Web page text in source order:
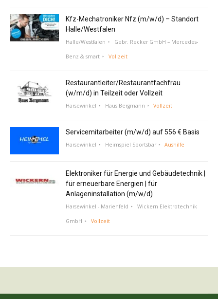
Kfz-Mechatroniker Nfz (m/w/d) – Standort
Halle/Westfalen
Halle/Westfalen Gebr. Recker GmbH – Mercedes-
Benz & smart Vollzeit
Restaurantleiter/Restaurantfachfrau
(w/m/d) in Teilzeit oder Vollzeit
Harsewinkel Haus Bergmann Vollzeit
Servicemitarbeiter (m/w/d) auf 556 € Basis
Harsewinkel Heimspiel Sportsbar Aushilfe
Elektroniker für Energie und Gebäudetechnik |
für erneuerbare Energien | für
Anlageninstallation (m/w/d)
Harsewinkel - Marienfeld Wickern Elektrotechnik
GmbH Vollzeit